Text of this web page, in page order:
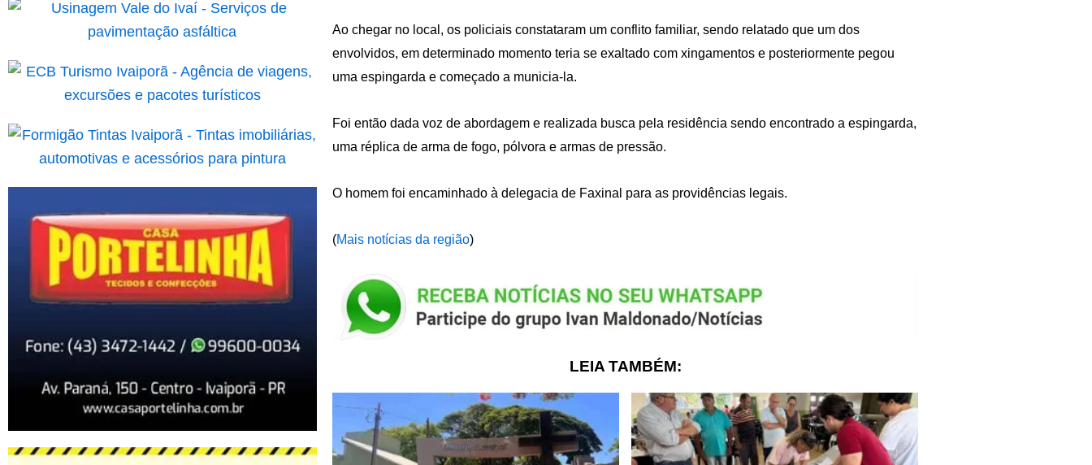
Ao chegar no local, os policiais constataram um conflito familiar, sendo relatado que um dos
envolvidos, em determinado momento teria se exaltado com xingamentos e posteriormente pegou
uma espingarda e começado a municia-la.
Foi então dada voz de abordagem e realizada busca pela residência sendo encontrado a espingarda,
uma réplica de arma de fogo, pólvora e armas de pressão.
O homem foi encaminhado à delegacia de Faxinal para as providências legais.
(Mais notícias da região)
LEIA TAMBÉM: